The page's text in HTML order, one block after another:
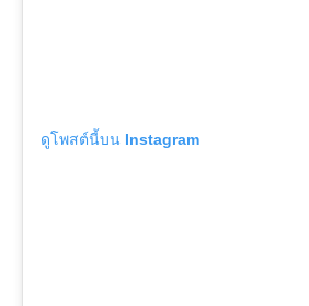
ดูโพสต์นี้บน Instagram